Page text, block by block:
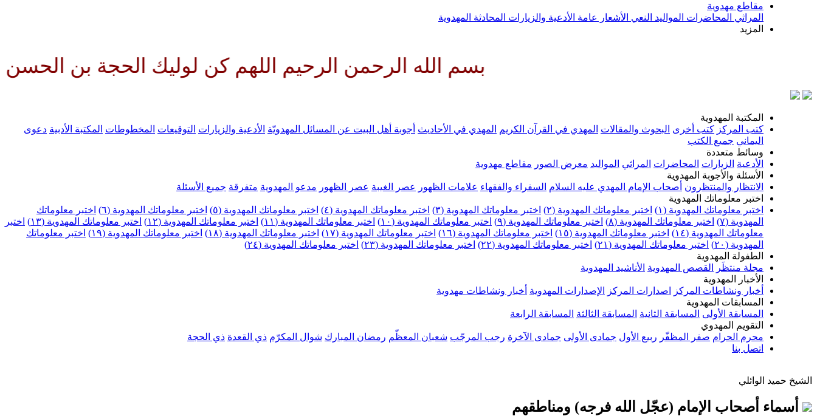
مقاطع مهدوية
المراثي المحاضرات المواليد النعي الأشعار عامة الأدعية والزيارات المحادثة المهدوية
المزيد
بسم الله الرحمن الرحيم اللهم كن لوليك الحجة بن الحسن صلواتك
المكتبة المهدوية
كتب المركز كتب أخرى البحوث والمقالات المهدي في القرآن الكريم المهدي في الأحاديث أجوبة أهل البيت عن المسائل المهدويّة الأدعية والزيارات التوقيعات المخطوطات المكتبة الأدبية دعوى
اليماني جميع الكتب
وسائط متعددة
الأدعية الزيارات المحاضرات المراثي المواليد معرض الصور مقاطع مهدوية
الأسئلة والأجوبة المهدوية
الانتظار والمنتظرون أصحاب الإمام المهدي عليه السلام السفراء والفقهاء علامات الظهور عصر الغيبة عصر الظهور مدعو المهدوية متفرقة جميع الأسئلة
اختبر معلوماتك المهدوية
اختبر معلوماتك المهدوية (١)
اختبر معلوماتك المهدوية (٢) اختبر معلوماتك المهدوية (٣) اختبر معلوماتك المهدوية (٤) اختبر معلوماتك المهدوية (٥) اختبر معلوماتك المهدوية (٦)
اختبر معلوماتك
المهدوية (٧)
اختبر معلوماتك المهدوية (٨) اختبر معلوماتك المهدوية (٩) اختبر معلوماتك المهدوية (١٠) اختبر معلوماتك المهدوية (١١) اختبر معلوماتك المهدوية (١٢) اختبر معلوماتك المهدوية (١٣)
اختبر
معلوماتك المهدوية (١٤)
اختبر معلوماتك المهدوية (١٥) اختبر معلوماتك المهدوية (١٦) اختبر معلوماتك المهدوية (١٧) اختبر معلوماتك المهدوية (١٨) اختبر معلوماتك المهدوية (١٩)
اختبر معلوماتك
المهدوية (٢٠)
اختبر معلوماتك المهدوية (٢١) اختبر معلوماتك المهدوية (٢٢) اختبر معلوماتك المهدوية (٢٣)
اختبر معلوماتك المهدوية (٢٤)
الطفولة المهدوية
مجلة منتظَر
القصص المهدوية الأناشيد المهدوية
الأخبار المهدوية
أخبار ونشاطات المركز
اصدارات المركز الإصدارات المهدوية أخبار ونشاطات مهدوية
المسابقات المهدوية
المسابقة الأولى المسابقة الثانية المسابقة الثالثة المسابقة الرابعة
التقويم المهدوي
محرم الحرام صفر المظفّر ربيع الأول جمادى الأولى جمادى الآخرة رجب المرجّب شعبان المعظّم رمضان المبارك شوال المكرّم ذي القعدة ذي الحجة
اتصل بنا
الشيخ حميد الوائلي
أسماء أصحاب الإمام (عجّل الله فرجه) ومناطقهم